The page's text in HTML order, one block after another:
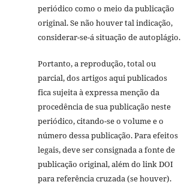
periódico como o meio da publicação
original. Se não houver tal indicação,
considerar-se-á situação de autoplágio.
Portanto, a reprodução, total ou
parcial, dos artigos aqui publicados
fica sujeita à expressa menção da
procedência de sua publicação neste
periódico, citando-se o volume e o
número dessa publicação. Para efeitos
legais, deve ser consignada a fonte de
publicação original, além do link DOI
para referência cruzada (se houver).